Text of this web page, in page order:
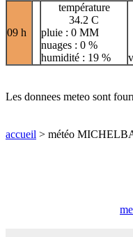
09 h
température
34.2 C
pluie : 0 MM
nuages : 0 %
humidité : 19 %
Les donnees meteo sont
accueil > météo